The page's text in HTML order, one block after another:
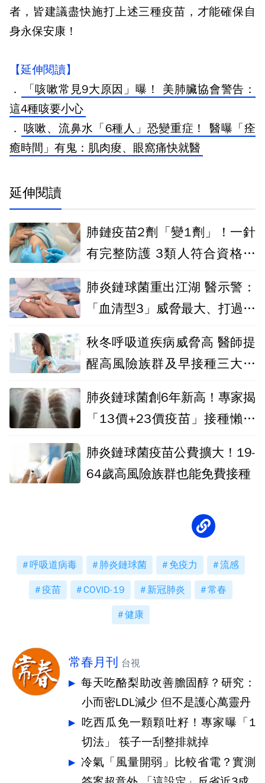
者，皆建議盡快施打上述三種疫苗，才能確保自
身永保安康！
【延伸閱讀】
．
「咳嗽常見9大原因」曝！ 美肺臟協會警告：
這4種咳要小心
． 咳嗽、流鼻水「6種人」恐變重症！ 醫曝「痊
癒時間」有鬼：肌肉痠、眼窩痛快就醫
延伸閱讀
肺鏈疫苗2劑「變1劑」！一針
有完整防護 3類人符合資格可
肺炎鏈球菌重出江湖 醫示警：
「血清型3」威脅最大、打過疫
秋冬呼吸道疾病威脅高 醫師提
醒高風險族群及早接種三大疫
肺炎鏈球菌創6年新高！專家揭
「13價+23價疫苗」接種懶人
肺炎鏈球菌疫苗公費擴大！19-
64歲高風險族群也能免費接種
呼吸道病毒 肺炎鏈球菌 免疫力 流感
疫苗 COVID-19 新冠肺炎 常春
健康
常春月刊 台視
每天吃酪梨助改善膽固醇？研究：
小而密LDL減少 但不是護心萬靈丹
吃西瓜免一顆顆吐籽！專家曝「1
切法」 筷子一刮整排就掉
冷氣「風量開弱」比較省電？實測